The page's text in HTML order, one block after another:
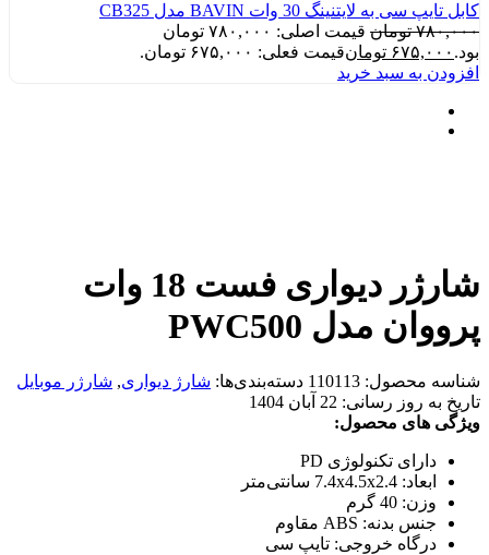
کابل تایپ سی به لایتنینگ 30 وات BAVIN مدل CB325
۷۸۰,۰۰۰ تومان
قیمت اصلی: ۷۸۰,۰۰۰ تومان
بود. ۶۷۵,۰۰۰ تومانقیمت فعلی: ۶۷۵,۰۰۰ تومان.
افزودن به سبد خرید
شارژر دیواری فست 18 وات
پرووان مدل PWC500
شناسه محصول: 110113 دسته‌بندی‌ها: شارژ دیواری, شارژر موبایل
تاریخ به روز رسانی: 22 آبان 1404
ویژگی های محصول:
دارای تکنولوژی PD
ابعاد: 7.4x4.5x2.4 سانتی‌متر
وزن: 40 گرم
جنس بدنه: ABS مقاوم
درگاه خروجی: تایپ سی